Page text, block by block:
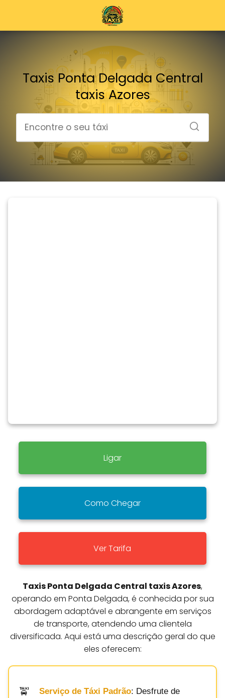
Taxis Ponta Delgada Central
taxis Azores
Ligar
Como Chegar
Ver Tarifa
Taxis Ponta Delgada Central taxis Azores,
operando em Ponta Delgada, é conhecida por sua
abordagem adaptável e abrangente em serviços
de transporte, atendendo uma clientela
diversificada. Aqui está uma descrição geral do que
eles oferecem:
Serviço de Táxi Padrão: Desfrute de